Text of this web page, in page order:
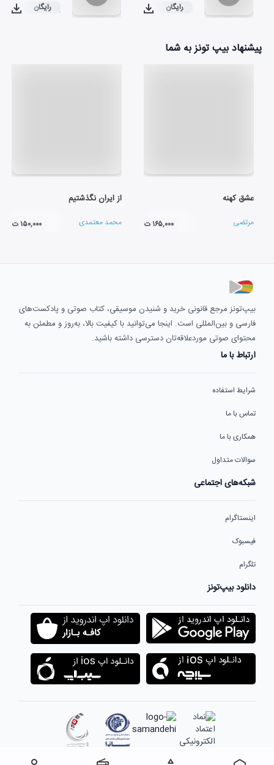
۰۲:۳۴
رایگان ۰۳:۴۸رایگان
پیشنهاد بیپ تونز به شما
عشق کهنه
مرتضی ۱۶۵,۰۰۰ ت
از ایران نگذشتیم
محمد معتمدی ۱۵۰,۰۰۰ ت
بیپ‌تونز مرجع قانونی خرید و شنیدن موسیقی، کتاب صوتی و پادکست‌های
فارسی و بین‌المللی است. اینجا می‌توانید با کیفیت بالا، به‌روز و مطمئن به
محتوای صوتی موردعلاقه‌تان دسترسی داشته باشید.
ارتباط با ما
شرایط استفاده
تماس با ما
همکاری با ما
سوالات متداول
شبکه‌های اجتماعی
اینستاگرام
فیسبوک
تلگرام
دانلود بیپ‌تونز